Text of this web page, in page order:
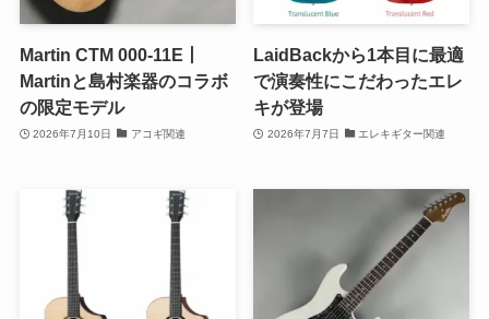
Martin CTM 000-11E丨
Martinと島村楽器のコラボ
の限定モデル
2026年7月10日 アコギ関連
LaidBackから1本目に最適
で演奏性にこだわったエレ
キが登場
2026年7月7日 エレキギター関連